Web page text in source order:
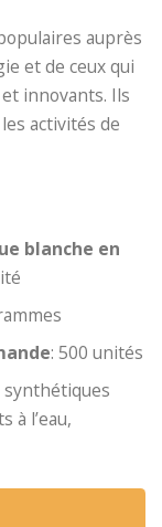
auprès
et de ceux qui
innovants. Ils
activités de
blanche en
: 500 unités
synthétiques
à l’eau,